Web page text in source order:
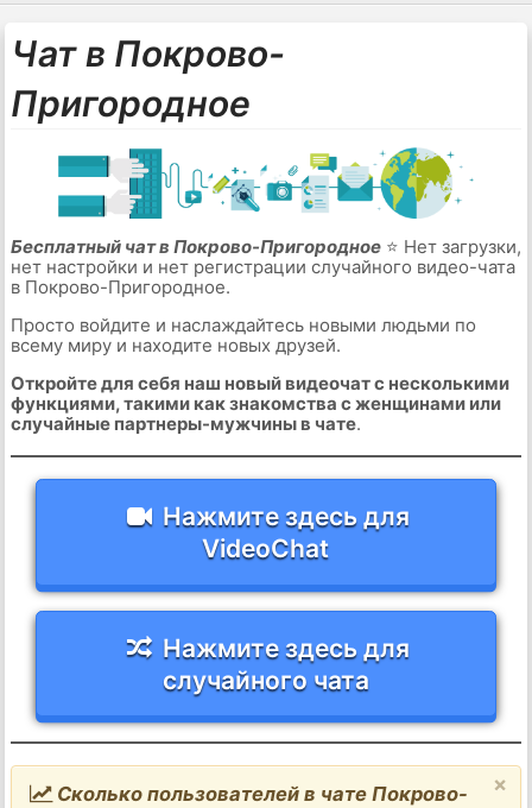
Чат в Покрово-
Пригородное
Бесплатный чат в Покрово-Пригородное⭐ Нет загрузки,
нет настройки и нет регистрации случайного видео-чата
в Покрово-Пригородное.
Просто войдите и наслаждайтесь новыми людьми по
всему миру и находите новых друзей.
Откройте для себя наш новый видеочат с несколькими
функциями, такими как знакомства с женщинами или
случайные партнеры-мужчины в чате.
Нажмите здесь для
VideoChat
Нажмите здесь для
случайного чата
×
Сколько пользователей в чате Покрово-